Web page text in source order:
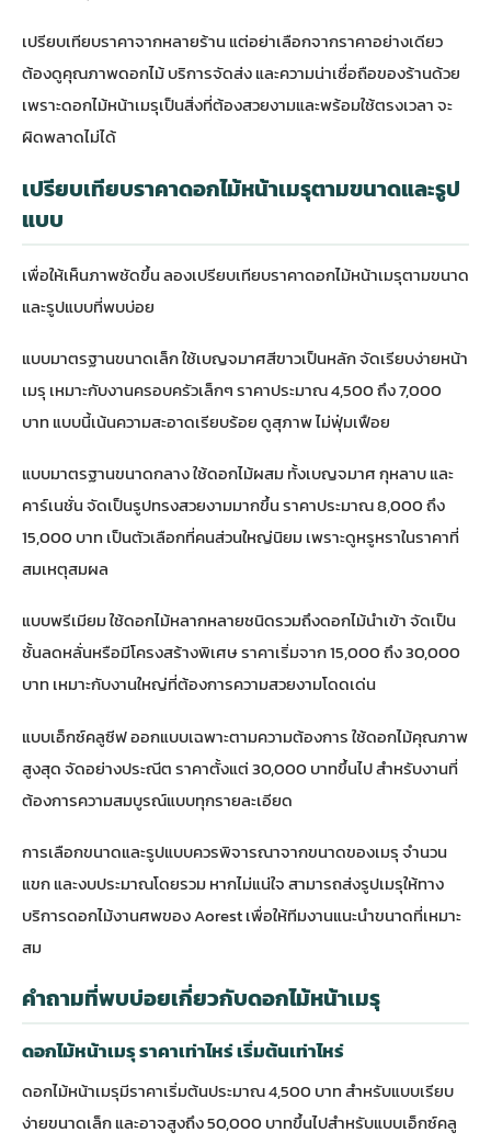
เปรียบเทียบราคาจากหลายร้าน แต่อย่าเลือกจากราคาอย่างเดียว
ต้องดูคุณภาพดอกไม้ บริการจัดส่ง และความน่าเชื่อถือของร้านด้วย
เพราะดอกไม้หน้าเมรุเป็นสิ่งที่ต้องสวยงามและพร้อมใช้ตรงเวลา จะ
ผิดพลาดไม่ได้
เปรียบเทียบราคาดอกไม้หน้าเมรุตามขนาดและรูป
แบบ
เพื่อให้เห็นภาพชัดขึ้น ลองเปรียบเทียบราคาดอกไม้หน้าเมรุตามขนาด
และรูปแบบที่พบบ่อย
แบบมาตรฐานขนาดเล็ก ใช้เบญจมาศสีขาวเป็นหลัก จัดเรียบง่ายหน้า
เมรุ เหมาะกับงานครอบครัวเล็กๆ ราคาประมาณ 4,500 ถึง 7,000
บาท แบบนี้เน้นความสะอาดเรียบร้อย ดูสุภาพ ไม่ฟุ่มเฟือย
แบบมาตรฐานขนาดกลาง ใช้ดอกไม้ผสม ทั้งเบญจมาศ กุหลาบ และ
คาร์เนชั่น จัดเป็นรูปทรงสวยงามมากขึ้น ราคาประมาณ 8,000 ถึง
15,000 บาท เป็นตัวเลือกที่คนส่วนใหญ่นิยม เพราะดูหรูหราในราคาที่
สมเหตุสมผล
แบบพรีเมียม ใช้ดอกไม้หลากหลายชนิดรวมถึงดอกไม้นำเข้า จัดเป็น
ชั้นลดหลั่นหรือมีโครงสร้างพิเศษ ราคาเริ่มจาก 15,000 ถึง 30,000
บาท เหมาะกับงานใหญ่ที่ต้องการความสวยงามโดดเด่น
แบบเอ็กซ์คลูซีฟ ออกแบบเฉพาะตามความต้องการ ใช้ดอกไม้คุณภาพ
สูงสุด จัดอย่างประณีต ราคาตั้งแต่ 30,000 บาทขึ้นไป สำหรับงานที่
ต้องการความสมบูรณ์แบบทุกรายละเอียด
การเลือกขนาดและรูปแบบควรพิจารณาจากขนาดของเมรุ จำนวน
แขก และงบประมาณโดยรวม หากไม่แน่ใจ สามารถส่งรูปเมรุให้ทาง
บริการดอกไม้งานศพของ Aorest เพื่อให้ทีมงานแนะนำขนาดที่เหมาะ
สม
คำถามที่พบบ่อยเกี่ยวกับดอกไม้หน้าเมรุ
ดอกไม้หน้าเมรุ ราคาเท่าไหร่ เริ่มต้นเท่าไหร่
ดอกไม้หน้าเมรุมีราคาเริ่มต้นประมาณ 4,500 บาท สำหรับแบบเรียบ
ง่ายขนาดเล็ก และอาจสูงถึง 50,000 บาทขึ้นไปสำหรับแบบเอ็กซ์คลู